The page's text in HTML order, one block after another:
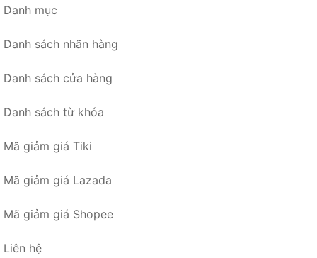
Danh mục
Danh sách nhãn hàng
Danh sách cửa hàng
Danh sách từ khóa
Mã giảm giá Tiki
Mã giảm giá Lazada
Mã giảm giá Shopee
Liên hệ